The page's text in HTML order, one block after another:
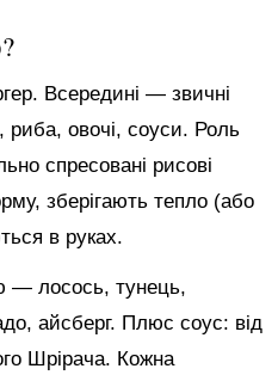
Всередині — звичні
овочі, соуси. Роль
спресовані рисові
зберігають тепло (або
в руках.
— лосось, тунець,
айсберг. Плюс соус: від
Шрірача. Кожна